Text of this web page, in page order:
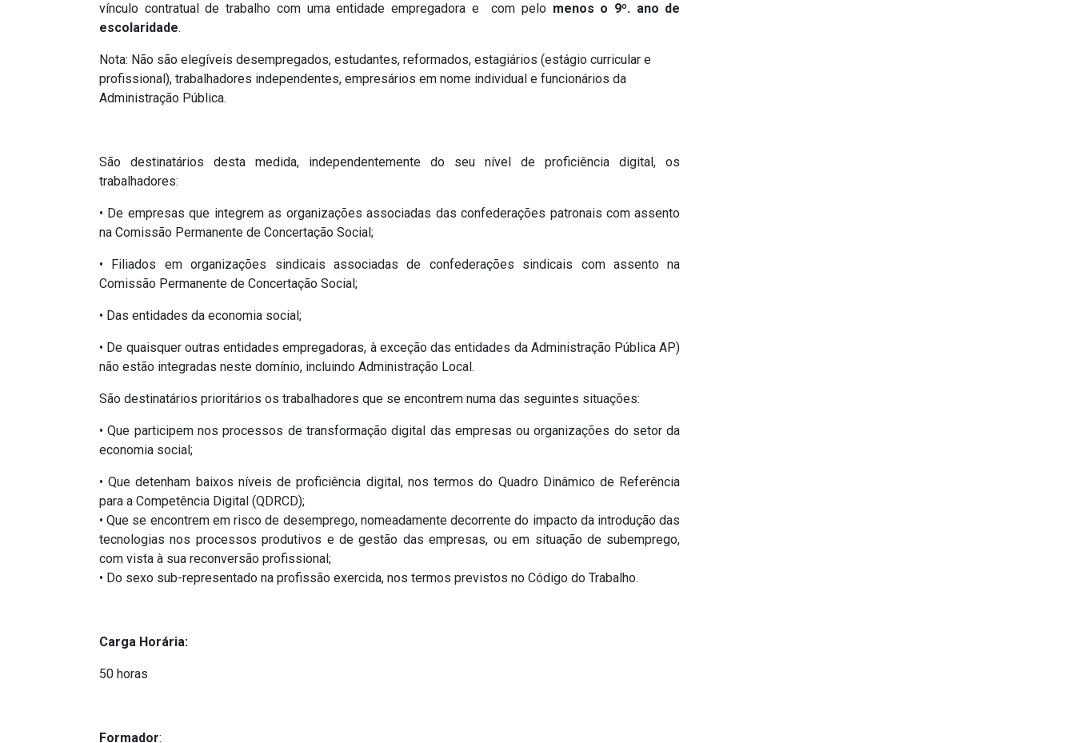
vínculo contratual de trabalho com uma entidade empregadora e com pelo menos o 9º. ano de
escolaridade.
Nota: Não são elegíveis desempregados, estudantes, reformados, estagiários (estágio curricular e
profissional), trabalhadores independentes, empresários em nome individual e funcionários da
Administração Pública.
São destinatários desta medida, independentemente do seu nível de proficiência digital, os
trabalhadores:
• De empresas que integrem as organizações associadas das confederações patronais com assento
na Comissão Permanente de Concertação Social;
• Filiados em organizações sindicais associadas de confederações sindicais com assento na
Comissão Permanente de Concertação Social;
• Das entidades da economia social;
• De quaisquer outras entidades empregadoras, à exceção das entidades da Administração Pública AP)
não estão integradas neste domínio, incluindo Administração Local.
São destinatários prioritários os trabalhadores que se encontrem numa das seguintes situações:
• Que participem nos processos de transformação digital das empresas ou organizações do setor da
economia social;
• Que detenham baixos níveis de proficiência digital, nos termos do Quadro Dinâmico de Referência
para a Competência Digital (QDRCD);
• Que se encontrem em risco de desemprego, nomeadamente decorrente do impacto da introdução das
tecnologias nos processos produtivos e de gestão das empresas, ou em situação de subemprego,
com vista à sua reconversão profissional;
• Do sexo sub-representado na profissão exercida, nos termos previstos no Código do Trabalho.
Carga Horária:
50 horas
Formador: